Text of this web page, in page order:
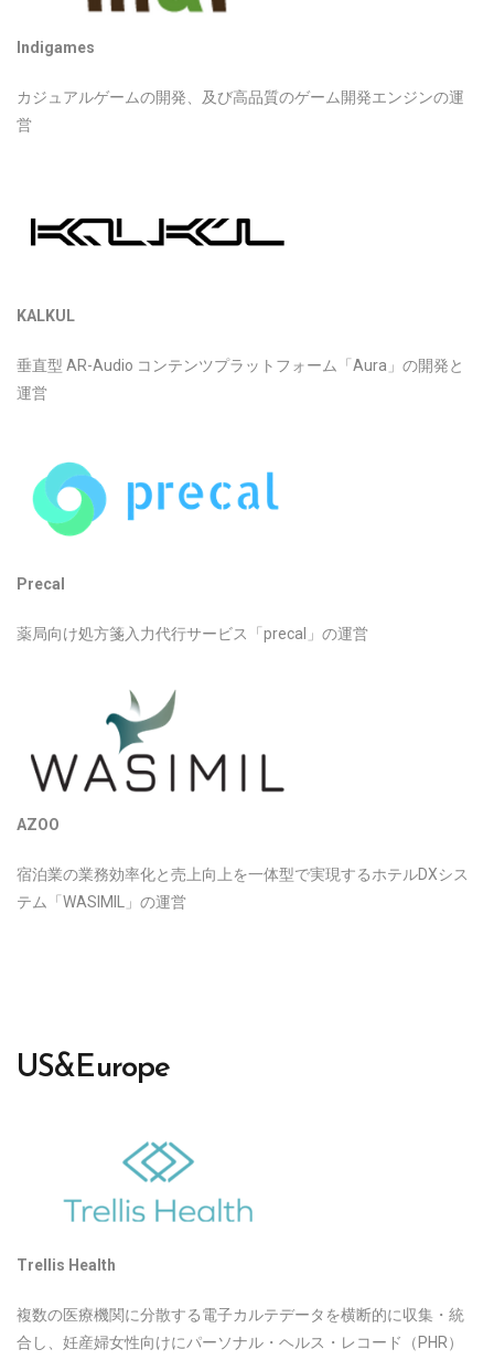
Indigames
カジュアルゲームの開発、及び高品質のゲーム開発エンジンの運
営
KALKUL
垂直型 AR-Audio コンテンツプラットフォーム「Aura」の開発と
運営
Precal
薬局向け処方箋入力代行サービス「precal」の運営
AZOO
宿泊業の業務効率化と売上向上を一体型で実現するホテルDXシス
テム「WASIMIL」の運営
US&Europe
Trellis Health
複数の医療機関に分散する電子カルテデータを横断的に収集・統
合し、妊産婦女性向けにパーソナル・ヘルス・レコード（PHR）